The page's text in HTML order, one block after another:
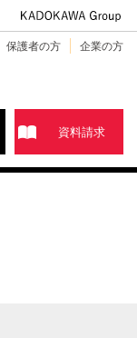
保護者の方 企業の方
資料請求